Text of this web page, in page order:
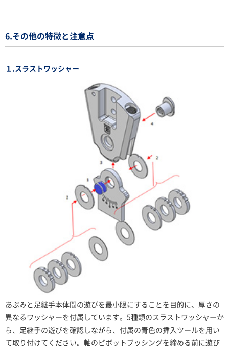
6.その他の特徴と注意点
１.スラストワッシャー
あぶみと足継手本体間の遊びを最小限にすることを目的に、厚さの
異なるワッシャーを付属しています。5種類のスラストワッシャーか
ら、足継手の遊びを確認しながら、付属の青色の挿入ツールを用い
て取り付けてください。軸のピボットブッシングを締める前に遊び